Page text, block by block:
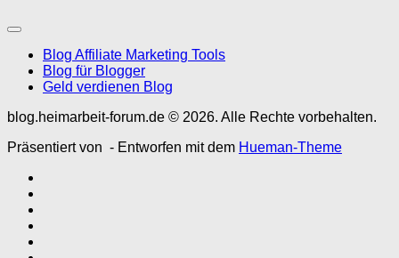
Blog Affiliate Marketing Tools
Blog für Blogger
Geld verdienen Blog
blog.heimarbeit-forum.de © 2026. Alle Rechte vorbehalten.
Präsentiert von - Entworfen mit dem Hueman-Theme